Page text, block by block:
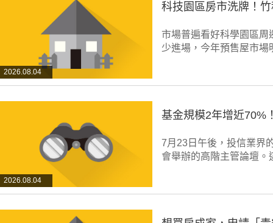
2026.08.04
科技園區房市洗牌！
市場普遍看好科學園區周
少進場，今年預售屋市
2026.08.04
基金規模2年增近70%
7月23日午後，投信業界
會舉辦的高階主管論壇